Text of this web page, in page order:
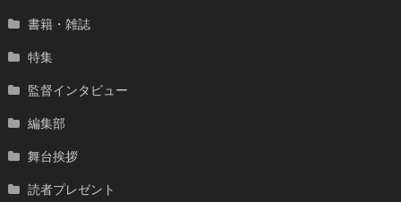
書籍・雑誌
特集
監督インタビュー
編集部
舞台挨拶
読者プレゼント